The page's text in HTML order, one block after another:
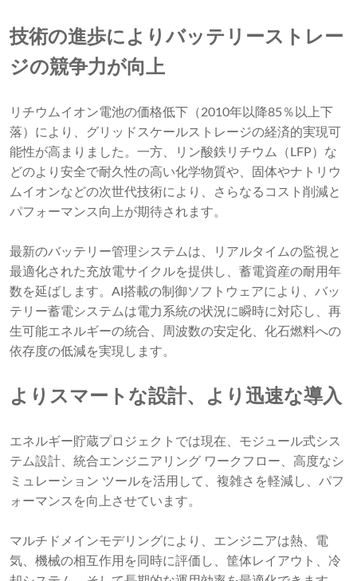
技術の進歩によりバッテリーストレー
ジの競争力が向上
リチウムイオン電池の価格低下（2010年以降85％以上下
落）により、グリッドスケールストレージの経済的実現可
能性が高まりました。一方、リン酸鉄リチウム（LFP）な
どのより安全で耐久性の高い化学物質や、固体やナトリウ
ムイオンなどの次世代技術により、さらなるコスト削減と
パフォーマンス向上が期待されます。
最新のバッテリー管理システムは、リアルタイムの監視と
最適化された充放電サイクルを提供し、蓄電資産の耐用年
数を延ばします。AI搭載の制御ソフトウェアにより、バッ
テリー蓄電システムは電力系統の状況に瞬時に対応し、再
生可能エネルギーの統合、周波数の安定化、化石燃料への
依存度の低減を実現します。
よりスマートな設計、より迅速な導入
エネルギー貯蔵プロジェクトでは現在、モジュール式シス
テム設計、統合エンジニアリング ワークフロー、高度なシ
ミュレーション ツールを活用して、複雑さを軽減し、パフ
ォーマンスを向上させています。
マルチドメインモデリングにより、エンジニアは熱、電
気、機械の相互作用を同時に評価し、筐体レイアウト、冷